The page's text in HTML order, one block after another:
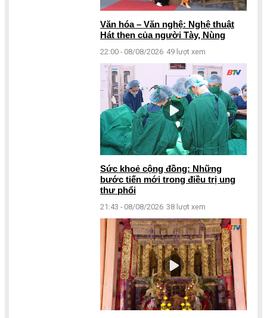
Văn hóa – Văn nghệ: Nghệ thuật
Hát then của người Tày, Nùng
22:00 - 08/08/2026 49 lượt xem
Sức khoẻ cộng đồng: Những
bước tiến mới trong điều trị ung
thư phổi
21:43 - 08/08/2026 38 lượt xem